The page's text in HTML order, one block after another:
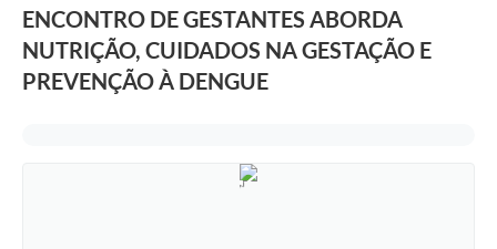
ENCONTRO DE GESTANTES ABORDA
NUTRIÇÃO, CUIDADOS NA GESTAÇÃO E
PREVENÇÃO À DENGUE